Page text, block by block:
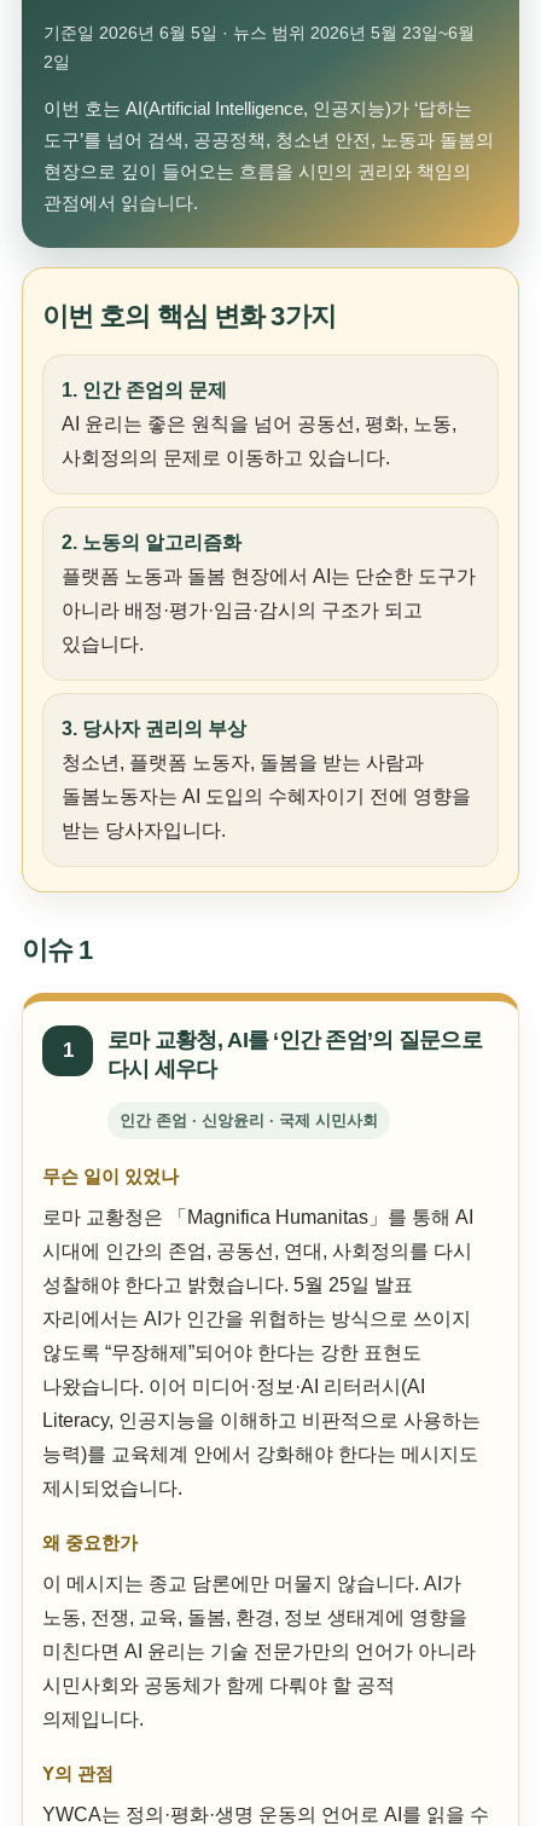
기준일 2026년 6월 5일 · 뉴스 범위 2026년 5월 23일~6월
2일
이번 호는 AI(Artificial Intelligence, 인공지능)가 ‘답하는
도구’를 넘어 검색, 공공정책, 청소년 안전, 노동과 돌봄의
현장으로 깊이 들어오는 흐름을 시민의 권리와 책임의
관점에서 읽습니다.
이번 호의 핵심 변화 3가지
1. 인간 존엄의 문제
AI 윤리는 좋은 원칙을 넘어 공동선, 평화, 노동,
사회정의의 문제로 이동하고 있습니다.
2. 노동의 알고리즘화
플랫폼 노동과 돌봄 현장에서 AI는 단순한 도구가
아니라 배정·평가·임금·감시의 구조가 되고
있습니다.
3. 당사자 권리의 부상
청소년, 플랫폼 노동자, 돌봄을 받는 사람과
돌봄노동자는 AI 도입의 수혜자이기 전에 영향을
받는 당사자입니다.
이슈 1
1
로마 교황청, AI를 ‘인간 존엄’의 질문으로
다시 세우다
인간 존엄 · 신앙윤리 · 국제 시민사회
무슨 일이 있었나
로마 교황청은 「Magnifica Humanitas」를 통해 AI
시대에 인간의 존엄, 공동선, 연대, 사회정의를 다시
성찰해야 한다고 밝혔습니다. 5월 25일 발표
자리에서는 AI가 인간을 위협하는 방식으로 쓰이지
않도록 “무장해제”되어야 한다는 강한 표현도
나왔습니다. 이어 미디어·정보·AI 리터러시(AI
Literacy, 인공지능을 이해하고 비판적으로 사용하는
능력)를 교육체계 안에서 강화해야 한다는 메시지도
제시되었습니다.
왜 중요한가
이 메시지는 종교 담론에만 머물지 않습니다. AI가
노동, 전쟁, 교육, 돌봄, 환경, 정보 생태계에 영향을
미친다면 AI 윤리는 기술 전문가만의 언어가 아니라
시민사회와 공동체가 함께 다뤄야 할 공적
의제입니다.
Y의 관점
YWCA는 정의·평화·생명 운동의 언어로 AI를 읽을 수